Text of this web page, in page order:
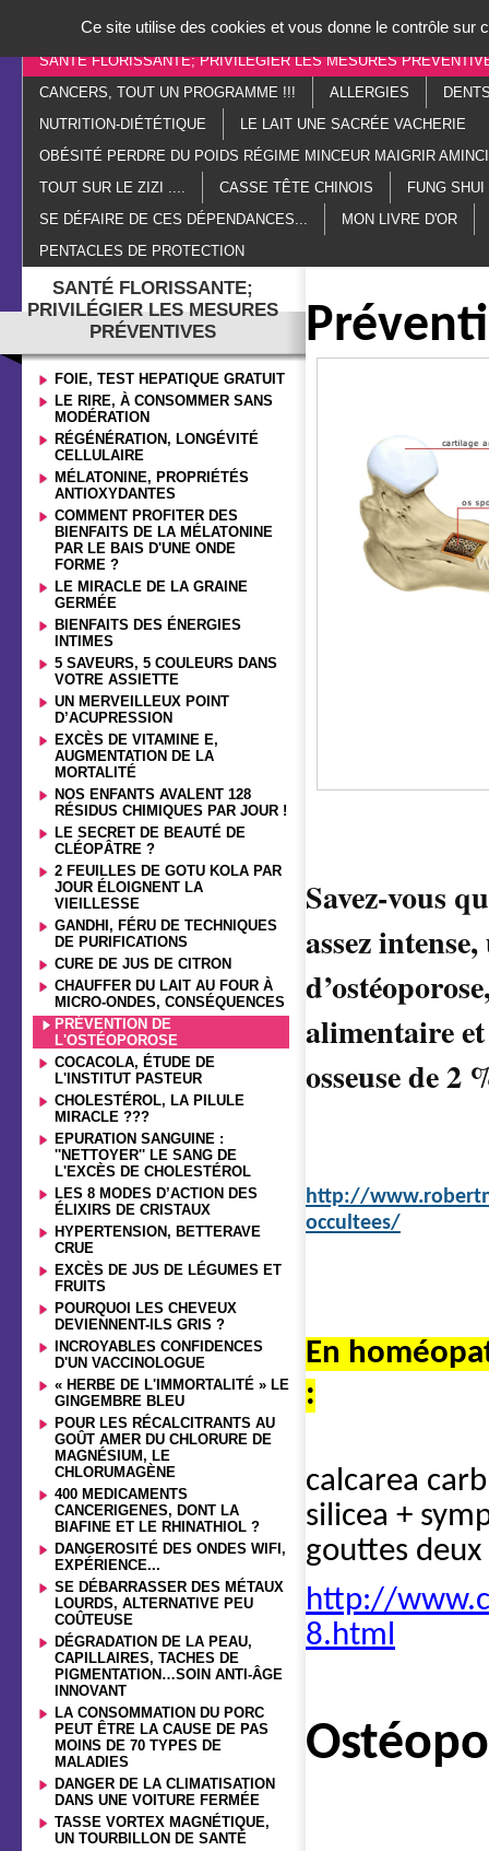
ACCUEIL PARANORMAL ESOTÉRISME
SANTÉ FLORISSANTE; PRIVILÉGIER LES MESURES
CANCERS, TOUT UN PROGRAMME !!!
ALLERGIES
NUTRITION-DIÉTÉTIQUE
LE LAIT UNE SACRÉE VACHERIE
OBÉSITÉ PERDRE DU POIDS RÉGIME MINCEUR MAIGRIR
TOUT SUR LE ZIZI ....
CASSE TÊTE CHINOIS
FUNG SHUI
SE DÉFAIRE DE CES DÉPENDANCES...
MON LIVRE D'OR
PENTACLES DE PROTECTION
SANTÉ FLORISSANTE;
PRIVILÉGIER LES MESURES
PRÉVENTIVES
FOIE, TEST HEPATIQUE GRATUIT
LE RIRE, À CONSOMMER SANS
MODÉRATION
RÉGÉNÉRATION, LONGÉVITÉ
CELLULAIRE
MÉLATONINE, PROPRIÉTÉS
ANTIOXYDANTES
COMMENT PROFITER DES
BIENFAITS DE LA MÉLATONINE
PAR LE BAIS D'UNE ONDE
FORME ?
LE MIRACLE DE LA GRAINE
GERMÉE
BIENFAITS DES ÉNERGIES
INTIMES
5 SAVEURS, 5 COULEURS DANS
VOTRE ASSIETTE
UN MERVEILLEUX POINT
D’ACUPRESSION
EXCÈS DE VITAMINE E,
AUGMENTATION DE LA
MORTALITÉ
NOS ENFANTS AVALENT 128
RÉSIDUS CHIMIQUES PAR JOUR !
LE SECRET DE BEAUTÉ DE
CLÉOPÂTRE ?
2 FEUILLES DE GOTU KOLA PAR
JOUR ÉLOIGNENT LA
VIEILLESSE
GANDHI, FÉRU DE TECHNIQUES
DE PURIFICATIONS
CURE DE JUS DE CITRON
CHAUFFER DU LAIT AU FOUR À
MICRO-ONDES, CONSÉQUENCES
PRÉVENTION DE
L'OSTÉOPOROSE
COCACOLA, ÉTUDE DE
L'INSTITUT PASTEUR
CHOLESTÉROL, LA PILULE
MIRACLE ???
EPURATION SANGUINE :
''NETTOYER'' LE SANG DE
L'EXCÈS DE CHOLESTÉROL
LES 8 MODES D’ACTION DES
ÉLIXIRS DE CRISTAUX
HYPERTENSION, BETTERAVE
CRUE
EXCÈS DE JUS DE LÉGUMES ET
FRUITS
POURQUOI LES CHEVEUX
DEVIENNENT-ILS GRIS ?
INCROYABLES CONFIDENCES
D'UN VACCINOLOGUE
« HERBE DE L'IMMORTALITÉ » LE
GINGEMBRE BLEU
POUR LES RÉCALCITRANTS AU
GOÛT AMER DU CHLORURE DE
MAGNÉSIUM, LE
CHLORUMAGÈNE
400 MEDICAMENTS
CANCERIGENES, DONT LA
BIAFINE ET LE RHINATHIOL ?
DANGEROSITÉ DES ONDES WIFI,
EXPÉRIENCE...
SE DÉBARRASSER DES MÉTAUX
LOURDS, ALTERNATIVE PEU
COÛTEUSE
DÉGRADATION DE LA PEAU,
CAPILLAIRES, TACHES DE
PIGMENTATION…SOIN ANTI-ÂGE
INNOVANT
LA CONSOMMATION DU PORC
PEUT ÊTRE LA CAUSE DE PAS
MOINS DE 70 TYPES DE
MALADIES
DANGER DE LA CLIMATISATION
DANS UNE VOITURE FERMÉE
TASSE VORTEX MAGNÉTIQUE,
UN TOURBILLON DE SANTÉ
Savez-vous
assez
alimentaire
osseuse de 2
http://
occultees/
En
:
calcarea
silicea +
gouttes
http://
8.html
Ce site utilise des cookies et vous donne le contrôle sur